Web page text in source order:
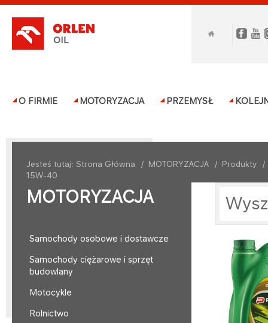
O FIRMIE MOTORYZACJA PRZEMYSŁ
Jesteś tutaj: Strona Główna / MOTORYZACJA / Produkty
15W-40
MOTORYZACJA
Samochody osobowe i dostawcze
Samochody ciężarowe i sprzęt
budowlany
Motocykle
Rolnictwo